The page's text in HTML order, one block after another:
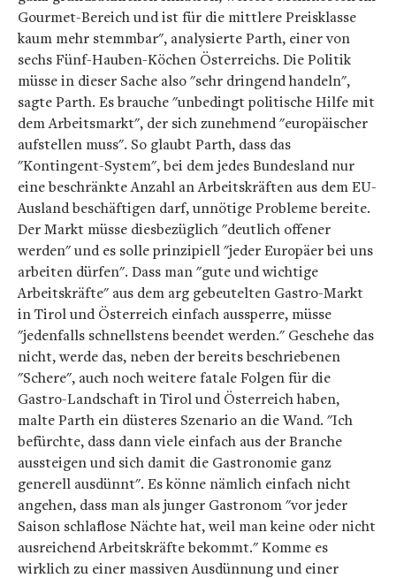
Gourmet-Bereich und ist für die mittlere Preisklasse
kaum mehr stemmbar", analysierte Parth, einer von
sechs Fünf-Hauben-Köchen Österreichs. Die Politik
müsse in dieser Sache also "sehr dringend handeln",
sagte Parth. Es brauche "unbedingt politische Hilfe mit
dem Arbeitsmarkt", der sich zunehmend "europäischer
aufstellen muss". So glaubt Parth, dass das
"Kontingent-System", bei dem jedes Bundesland nur
eine beschränkte Anzahl an Arbeitskräften aus dem EU-
Ausland beschäftigen darf, unnötige Probleme bereite.
Der Markt müsse diesbezüglich "deutlich offener
werden" und es solle prinzipiell "jeder Europäer bei uns
arbeiten dürfen". Dass man "gute und wichtige
Arbeitskräfte" aus dem arg gebeutelten Gastro-Markt
in Tirol und Österreich einfach aussperre, müsse
"jedenfalls schnellstens beendet werden." Geschehe das
nicht, werde das, neben der bereits beschriebenen
"Schere", auch noch weitere fatale Folgen für die
Gastro-Landschaft in Tirol und Österreich haben,
malte Parth ein düsteres Szenario an die Wand. "Ich
befürchte, dass dann viele einfach aus der Branche
aussteigen und sich damit die Gastronomie ganz
generell ausdünnt". Es könne nämlich einfach nicht
angehen, dass man als junger Gastronom "vor jeder
Saison schlaflose Nächte hat, weil man keine oder nicht
ausreichend Arbeitskräfte bekommt." Komme es
wirklich zu einer massiven Ausdünnung und einer